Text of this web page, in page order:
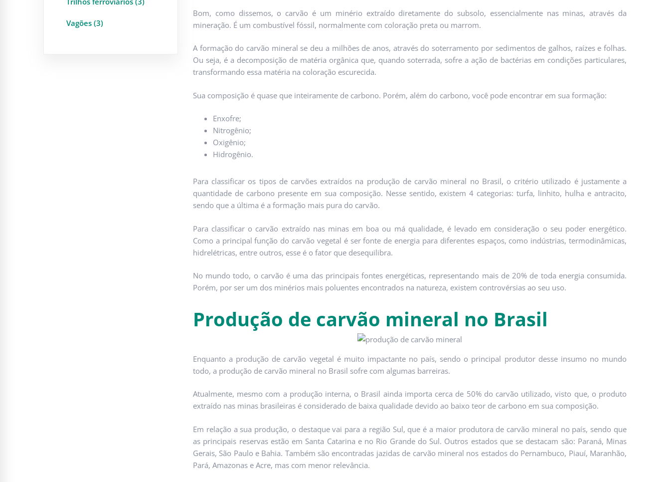
Vagões (3)
Bom, como dissemos, o carvão é um minério extraído diretamente do subsolo, essencialmente nas minas, através da
mineração. É um combustível fóssil, normalmente com coloração preta ou marrom.
A formação do carvão mineral se deu a milhões de anos, através do soterramento por sedimentos de galhos, raízes e folhas.
Ou seja, é a decomposição de matéria orgânica que, quando soterrada, sofre a ação de bactérias em condições particulares,
transformando essa matéria na coloração escurecida.
Sua composição é quase que inteiramente de carbono. Porém, além do carbono, você pode encontrar em sua formação:
Enxofre;
Nitrogênio;
Oxigênio;
Hidrogênio.
Para classificar os tipos de carvões extraídos na produção de carvão mineral no Brasil, o critério utilizado é justamente a
quantidade de carbono presente em sua composição. Nesse sentido, existem 4 categorias: turfa, linhito, hulha e antracito,
sendo que a última é a formação mais pura do carvão.
Para classificar o carvão extraído nas minas em boa ou má qualidade, é levado em consideração o seu poder energético.
Como a principal função do carvão vegetal é ser fonte de energia para diferentes espaços, como indústrias, termodinâmicas,
hidrelétricas, entre outros, esse é o fator que desequilibra.
No mundo todo, o carvão é uma das principais fontes energéticas, representando mais de 20% de toda energia consumida.
Porém, por ser um dos minérios mais poluentes encontrados na natureza, existem controvérsias ao seu uso.
Produção de carvão mineral no Brasil
Enquanto a produção de carvão vegetal é muito impactante no país, sendo o principal produtor desse insumo no mundo
todo, a produção de carvão mineral no Brasil sofre com algumas barreiras.
Atualmente, mesmo com a produção interna, o Brasil ainda importa cerca de 50% do carvão utilizado, visto que, o produto
extraído nas minas brasileiras é considerado de baixa qualidade devido ao baixo teor de carbono em sua composição.
Em relação a sua produção, o destaque vai para a região Sul, que é a maior produtora de carvão mineral no país, sendo que
as principais reservas estão em Santa Catarina e no Rio Grande do Sul. Outros estados que se destacam são: Paraná, Minas
Gerais, São Paulo e Bahia. Também são encontradas jazidas de carvão mineral nos estados do Pernambuco, Piauí, Maranhão,
Pará, Amazonas e Acre, mas com menor relevância.